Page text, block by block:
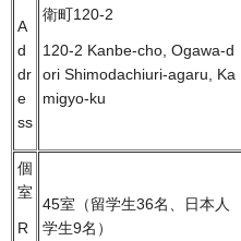
A
d
dr
e
ss
衛町120-2
120-2 Kanbe-cho, Ogawa-d
ori Shimodachiuri-agaru, Ka
migyo-ku
個
室
R
45室（留学生36名、日本人
学生9名）